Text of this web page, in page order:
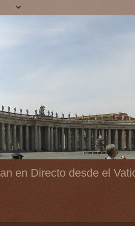
en Directo desde el